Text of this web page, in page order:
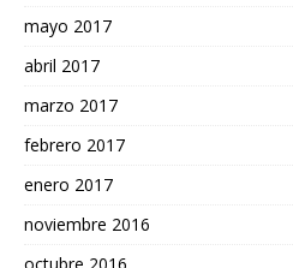
mayo 2017
abril 2017
marzo 2017
febrero 2017
enero 2017
noviembre 2016